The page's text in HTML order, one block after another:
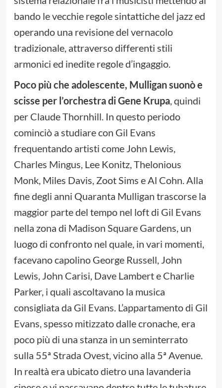
bando le vecchie regole sintattiche del jazz ed
operando una revisione del vernacolo
tradizionale, attraverso differenti stili
armonici ed inedite regole d’ingaggio.
Poco più che adolescente, Mulligan suonò e
scisse per l’orchestra di Gene Krupa, quindi
per Claude Thornhill. In questo periodo
cominciò a studiare con Gil Evans
frequentando artisti come John Lewis,
Charles Mingus, Lee Konitz, Thelonious
Monk, Miles Davis, Zoot Sims e Al Cohn. Alla
fine degli anni Quaranta Mulligan trascorse la
maggior parte del tempo nel loft di Gil Evans
nella zona di Madison Square Gardens, un
luogo di confronto nel quale, in vari momenti,
facevano capolino George Russell, John
Lewis, John Carisi, Dave Lambert e Charlie
Parker, i quali ascoltavano la musica
consigliata da Gil Evans. L’appartamento di Gil
Evans, spesso mitizzato dalle cronache, era
poco più di una stanza in un seminterrato
sulla 55ª Strada Ovest, vicino alla 5ª Avenue.
In realtà era ubicato dietro una lavanderia